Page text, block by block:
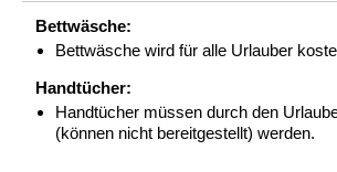
Bettwäsche:
Bettwäsche wird für alle Urlauber
Handtücher:
Handtücher müssen durch den
(können nicht bereitgestellt) werden.